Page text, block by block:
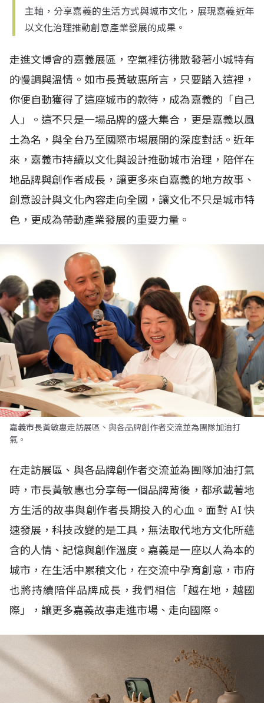
主軸，分享嘉義的生活方式與城市文化，展現嘉義近年
以文化治理推動創意產業發展的成果。
走進文博會的嘉義展區，空氣裡彷彿散發著小城特有
的慢調與溫情。如市長黃敏惠所言，只要踏入這裡，
你便自動獲得了這座城市的款待，成為嘉義的「自己
人」。這不只是一場品牌的盛大集合，更是嘉義以風
土為名，與全台乃至國際市場展開的深度對話。近年
來，嘉義市持續以文化與設計推動城市治理，陪伴在
地品牌與創作者成長，讓更多來自嘉義的地方故事、
創意設計與文化內容走向全國，讓文化不只是城市特
色，更成為帶動產業發展的重要力量。
嘉義市長黃敏惠走訪展區、與各品牌創作者交流並為團隊加油打
氣。
在走訪展區、與各品牌創作者交流並為團隊加油打氣
時，市長黃敏惠也分享每一個品牌背後，都承載著地
方生活的故事與創作者長期投入的心血。面對 AI快
速發展，科技改變的是工具，無法取代地方文化所蘊
含的人情、記憶與創作溫度。嘉義是一座以人為本的
城市，在生活中累積文化，在交流中孕育創意，市府
也將持續陪伴品牌成長，我們相信「越在地，越國
際」，讓更多嘉義故事走進市場、走向國際。